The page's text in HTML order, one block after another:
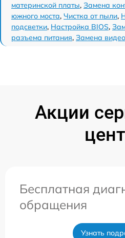
материнской платы, Замена
южного моста, Чистка от пыли,
подсветки, Настройка BIOS,
разъема питания, Замена
Акции
Бесплатная
обращения
Узнать